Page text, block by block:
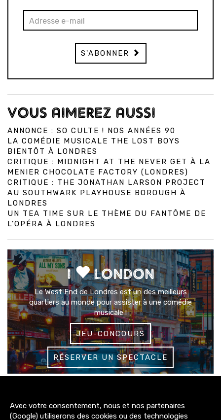
S'ABONNER
VOUS AIMEREZ AUSSI
ANNONCE : SO CULTE ! NOS ANNÉES 90
LA COMÉDIE MUSICALE THE LOST BOYS
BIENTÔT À LONDRES
CRITIQUE : MIDNIGHT AT THE NEVER GET À LA
MENIER CHOCOLATE FACTORY (LONDRES)
CRITIQUE : THE JONATHAN LARSON PROJECT
AU SOUTHWARK PLAYHOUSE BOROUGH À
LONDRES
UN TEA TIME SUR LE THÈME DU FANTÔME DE
L’OPÉRA À LONDRES
I LONDON
Le West End de Londres est un des meilleurs
quartiers au monde pour assister à une comédie
musicale !
JEU-CONCOURS
RÉSERVER UN SPECTACLE
3200+
abonnés
Avec votre consentement, nous et nos partenaires
(Google) utiliserons des cookies ou des technologies